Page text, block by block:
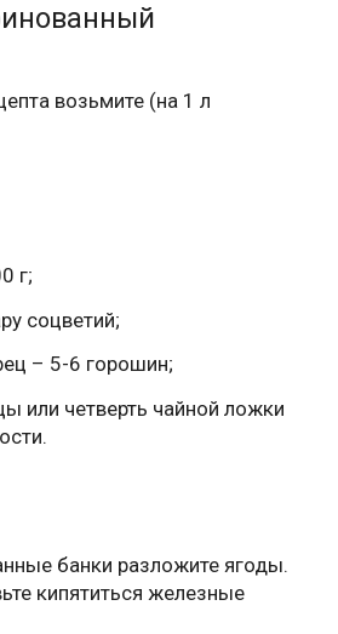
возьмите (на 1 л
г;
соцветий;
– 5-6 горошин;
или четверть чайной ложки
банки разложите ягоды.
кипятиться железные